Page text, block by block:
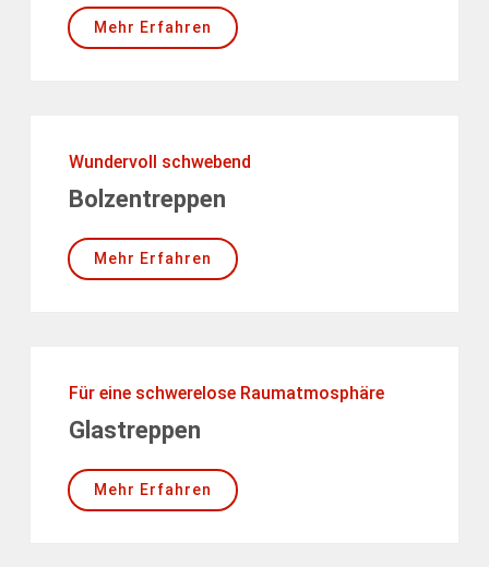
Mehr Erfahren
Wundervoll schwebend
Bolzentreppen
Mehr Erfahren
Für eine schwerelose Raumatmosphäre
Glastreppen
Mehr Erfahren